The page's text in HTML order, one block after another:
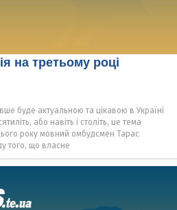
на третьому році
буде актуальною та цікавою в Україні
або навіть і століть, це тема
року мовний омбудсмен Тарас
того, що власне